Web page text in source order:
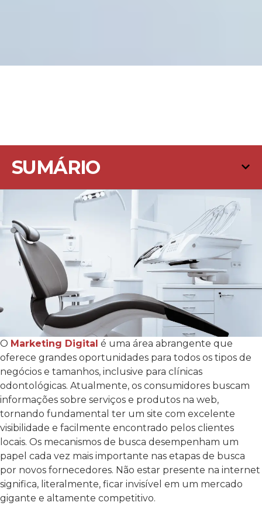
SUMÁRIO
O Marketing Digital é uma área abrangente que
oferece grandes oportunidades para todos os tipos de
negócios e tamanhos, inclusive para clínicas
odontológicas. Atualmente, os consumidores buscam
informações sobre serviços e produtos na web,
tornando fundamental ter um site com excelente
visibilidade e facilmente encontrado pelos clientes
locais. Os mecanismos de busca desempenham um
papel cada vez mais importante nas etapas de busca
por novos fornecedores. Não estar presente na internet
significa, literalmente, ficar invisível em um mercado
gigante e altamente competitivo.